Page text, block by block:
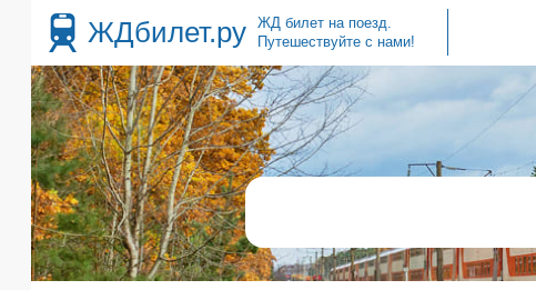
ЖДбилет.ру
ЖД билет на поезд.
Путешествуйте с нами!